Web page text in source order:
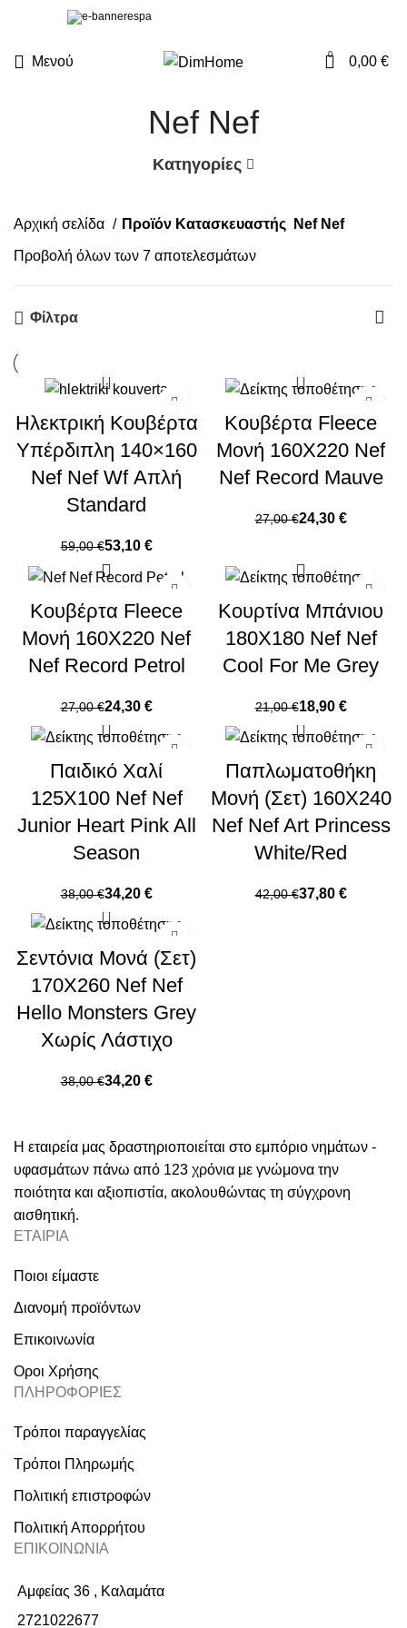
Μενού 0 0,00 €
Nef Nef
Κατηγορίες
Αρχική σελίδα Προϊόν Κατασκευαστής Nef Nef
Προβολή όλων των 7 αποτελεσμάτων
Φίλτρα
Ηλεκτρική Κουβέρτα
Υπέρδιπλη 140×160
Nef Nef Wf Απλή
Standard
59,00€53,10 €
Κουβέρτα Fleece
Μονή 160X220 Nef
Nef Record Mauve
27,00€24,30 €
Κουβέρτα Fleece
Μονή 160X220 Nef
Nef Record Petrol
27,00€24,30 €
Κουρτίνα Μπάνιου
180X180 Nef Nef
Cool For Me Grey
21,00€18,90 €
Παιδικό Χαλί
125X100 Nef Nef
Junior Heart Pink All
Season
38,00€34,20 €
Παπλωματοθήκη
Μονή (Σετ) 160X240
Nef Nef Art Princess
White/Red
42,00€37,80 €
Σεντόνια Μονά (Σετ)
170X260 Nef Nef
Hello Monsters Grey
Χωρίς Λάστιχο
38,00€34,20 €
Η εταιρεία μας δραστηριοποιείται στο εμπόριο νημάτων -
υφασμάτων πάνω από 123 χρόνια με γνώμονα την
ποιότητα και αξιοπιστία, ακολουθώντας τη σύγχρονη
αισθητική.
ΕΤΑΙΡΙΑ
Ποιοι είμαστε
Διανομή προϊόντων
Επικοινωνία
Οροι Χρήσης
ΠΛΗΡΟΦΟΡΙΕΣ
Τρόποι παραγγελίας
Τρόποι Πληρωμής
Πολιτική επιστροφών
Πολιτική Απορρήτου
ΕΠΙΚΟΙΝΩΝΙΑ
Αμφείας 36 , Καλαμάτα
2721022677